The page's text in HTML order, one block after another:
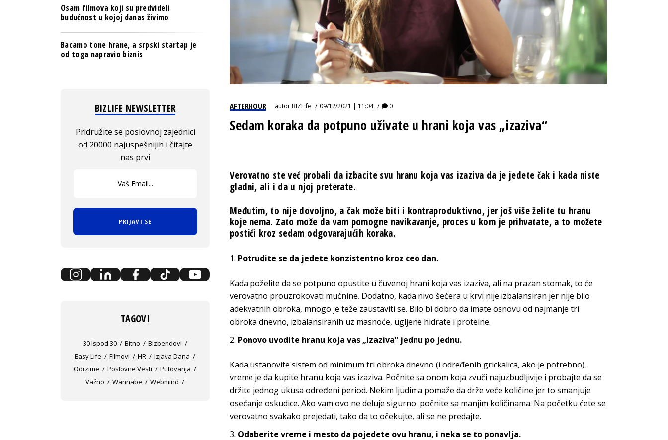
AFTERHOUR autorBIZLife 09/12/2021 | 11:04 0
Sedam koraka da potpuno uživate u hrani koja vas „izaziva“
Verovatno ste već probali da izbacite svu hranu koja vas izaziva da je jedete čak i kada niste
gladni, ali i da u njoj preterate.
Međutim, to nije dovoljno, a čak može biti i kontraproduktivno, jer još više želite tu hranu
koje nema. Zato može da vam pomogne navikavanje, proces u kom je prihvatate, a to možete
postići kroz sedam odgovarajućih koraka.
Potrudite se da jedete konzistentno kroz ceo dan.
Kada poželite da se potpuno opustite u čuvenoj hrani koja vas izaziva, ali na prazan stomak, to će
verovatno prouzrokovati mučnine. Dodatno, kada nivo šećera u krvi nije izbalansiran jer nije bilo
adekvatnih obroka, mnogo je teže zaustaviti se. Bilo bi dobro da imate osnovu od najmanje tri
obroka dnevno, izbalansiranih uz masnoće, ugljene hidrate i proteine.
Ponovo uvodite hranu koja vas „izaziva” jednu po jednu.
Kada ustanovite sistem od minimum tri obroka dnevno (i određenih grickalica, ako je potrebno),
vreme je da kupite hranu koja vas izaziva. Počnite sa onom koja zvuči najuzbudljivije i probajte da se
držite jednog ukusa određeni period. Nekim ljudima pomaže da drže veće količine jer to smanjuje
osećanje oskudice. Ako vam ovo ne deluje sigurno, počnite sa manjim količinama. Na početku ćete se
verovatno svakako prejedati, tako da to očekujte, ali se ne predajte.
Odaberite vreme i mesto da pojedete ovu hranu, i neka se to ponavlja.
Osam filmova koji su predvideli
budućnost u kojoj danas živimo
Bacamo tone hrane, a srpski startap je
od toga napravio biznis
BIZLIFE NEWSLETTER
Pridružite se poslovnoj zajednici
od 20000 najuspešnijih i čitajte
nas prvi
PRIJAVI SE
TAGOVI
30 Ispod 30 Bitno
Bizbendovi
Easy Life
Filmovi HR
Izjava Dana
Odrzime
Poslovne Vesti
Putovanja
Važno
Wannabe Webmind